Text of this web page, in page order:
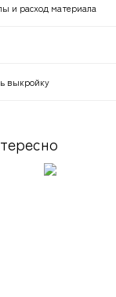
и расход материала
выкройку